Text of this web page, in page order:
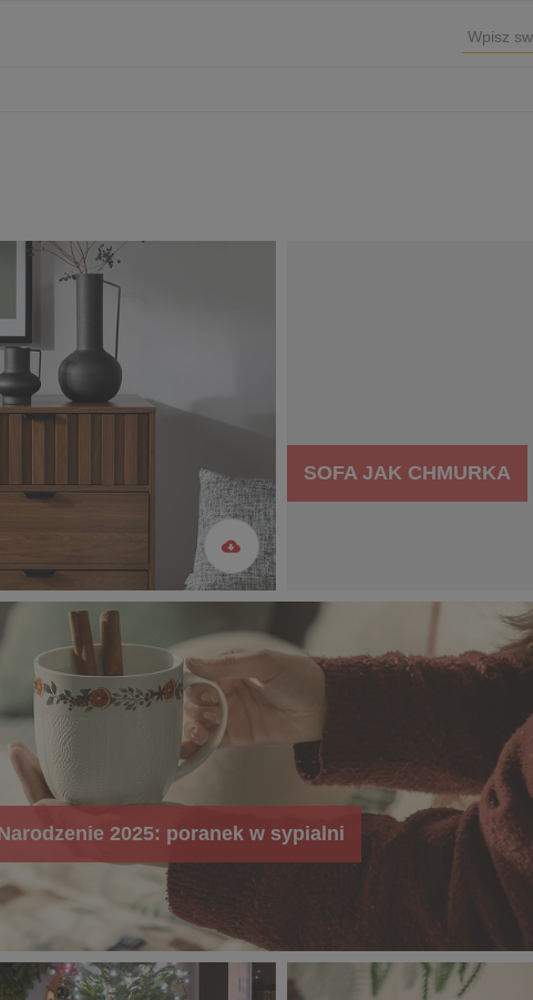
SOFA JAK CHMURKA
2025: poranek w sypialni